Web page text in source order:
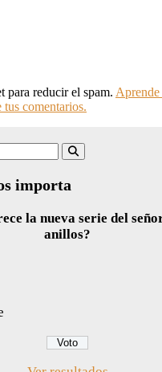
para reducir el spam. Aprende
tus comentarios.
importa
la nueva serie del
anillos?